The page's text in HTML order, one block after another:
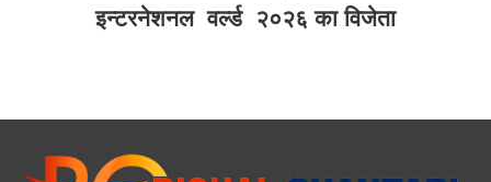
इन्टरनेशनल वर्ल्ड २०२६ का विजेता